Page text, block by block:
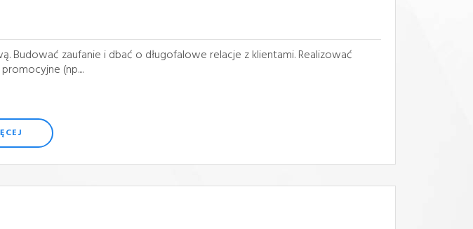
zaufanie i dbać o długofalowe relacje z klientami. Realizować
(np....